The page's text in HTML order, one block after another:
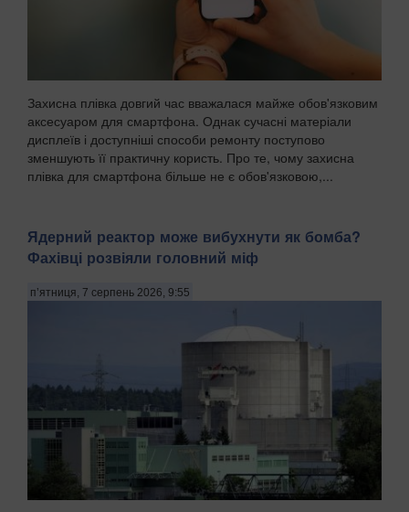
Захисна плівка довгий час вважалася майже обов'язковим
аксесуаром для смартфона. Однак сучасні матеріали
дисплеїв і доступніші способи ремонту поступово
зменшують її практичну користь. Про те, чому захисна
плівка для смартфона більше не є обов'язковою,...
Ядерний реактор може вибухнути як бомба?
Фахівці розвіяли головний міф
п’ятниця, 7 серпень 2026, 9:55